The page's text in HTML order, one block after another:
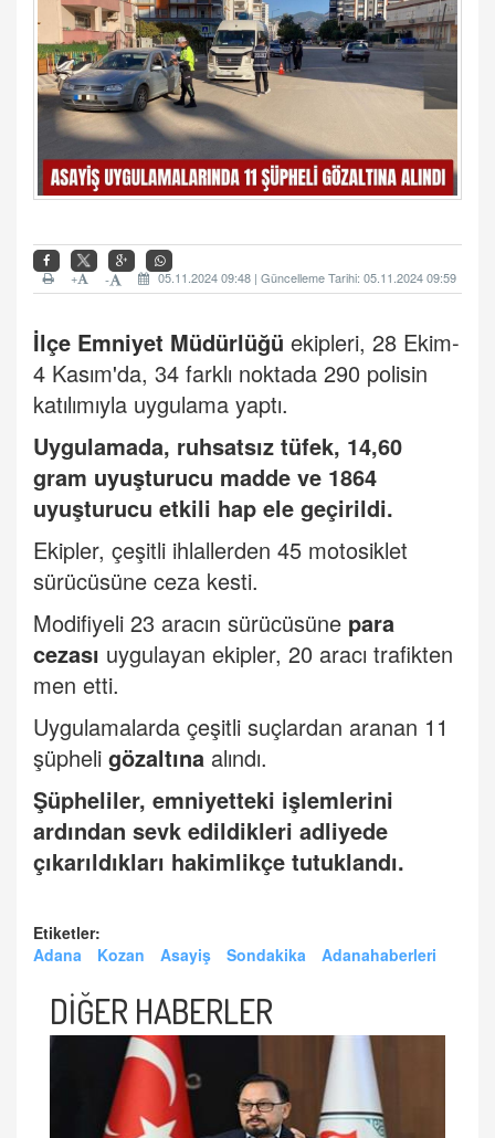
05.11.2024 09:48 | Güncelleme Tarihi: 05.11.2024 09:59
-
+
İlçe Emniyet Müdürlüğü ekipleri, 28 Ekim-
4 Kasım'da, 34 farklı noktada 290 polisin
katılımıyla uygulama yaptı.
Uygulamada, ruhsatsız tüfek, 14,60
gram uyuşturucu madde ve 1864
uyuşturucu etkili hap ele geçirildi.
Ekipler, çeşitli ihlallerden 45 motosiklet
sürücüsüne ceza kesti.
Modifiyeli 23 aracın sürücüsüne para
cezası uygulayan ekipler, 20 aracı trafikten
men etti.
Uygulamalarda çeşitli suçlardan aranan 11
şüpheli gözaltına alındı.
Şüpheliler, emniyetteki işlemlerini
ardından sevk edildikleri adliyede
çıkarıldıkları hakimlikçe tutuklandı.
Etiketler:
Adana
Kozan Asayiş Sondakika Adanahaberleri
DİĞER HABERLER